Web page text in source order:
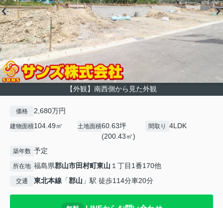
【外観】南西側から見た外観
価格 2,680万円
建物面積104.49㎡ 土地面積60.63坪
(200.43㎡)
間取り 4LDK
築年数 予定
所在地 福島県郡山市田村町東山 １丁目1番170他
交通 東北本線 「郡山 」駅 徒歩114分車20分